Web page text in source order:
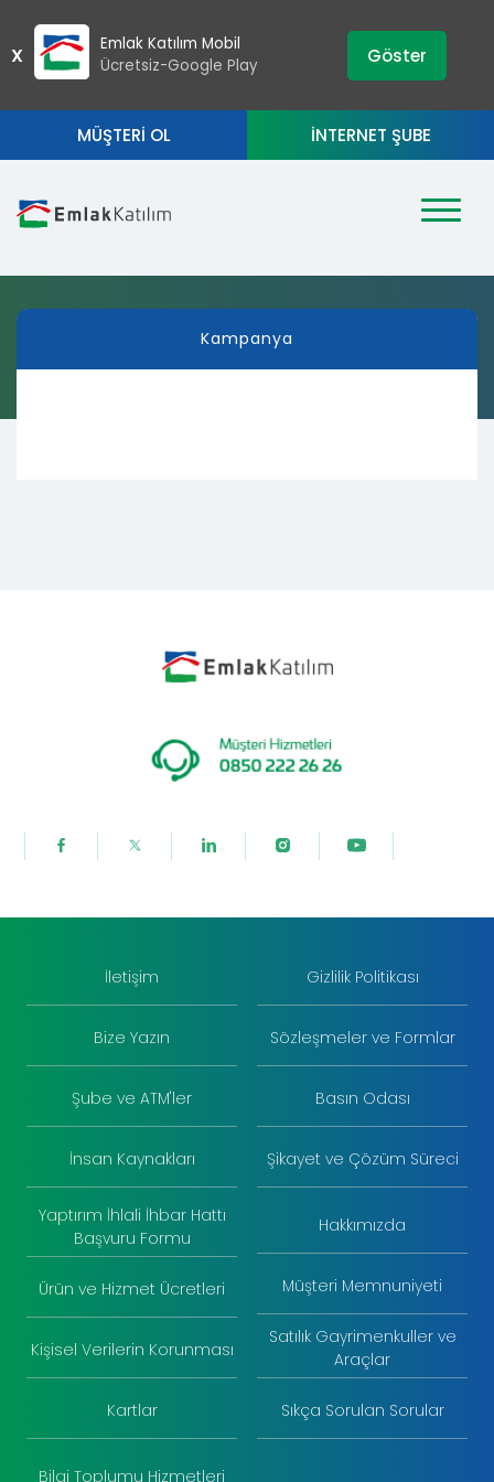
X
Emlak Katılım Mobil
Ücretsiz-Google Play
Göster
İNTERNET ŞUBE
MÜŞTERİ OL
Kampanya
İletişim
Bize Yazın
Şube ve ATM'ler
İnsan Kaynakları
Gizlilik Politikası
Sözleşmeler ve Formlar
Basın Odası
Şikayet ve Çözüm Süreci
Yaptırım İhlali İhbar Hattı
Başvuru Formu
Ürün ve Hizmet Ücretleri
Kişisel Verilerin Korunması
Kartlar
Hakkımızda
Müşteri Memnuniyeti
Satılık Gayrimenkuller ve
Araçlar
Sıkça Sorulan Sorular
Bilgi Toplumu Hizmetleri